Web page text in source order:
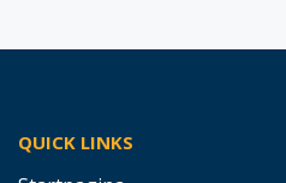
QUICK LINKS